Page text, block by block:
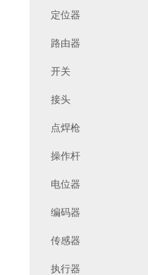
定位器
路由器
开关
接头
点焊枪
操作杆
电位器
编码器
传感器
执行器